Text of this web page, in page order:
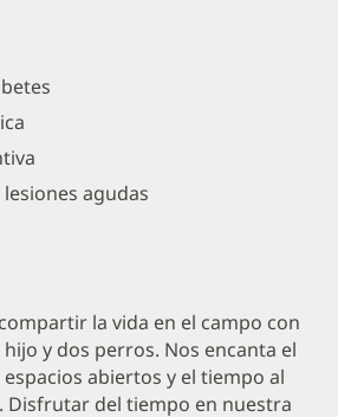
agudas
la vida en el campo con
y dos perros. Nos encanta el
abiertos y el tiempo al
Disfrutar del tiempo en nuestra